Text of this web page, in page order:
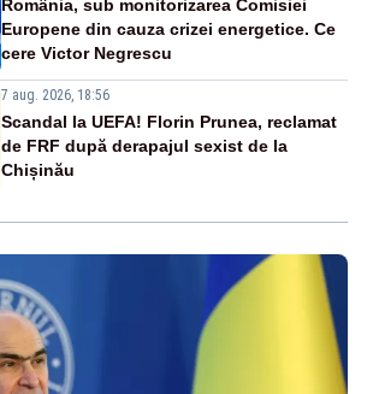
România, sub monitorizarea Comisiei
Europene din cauza crizei energetice. Ce
cere Victor Negrescu
7 aug. 2026, 18:56
Scandal la UEFA! Florin Prunea, reclamat
de FRF după derapajul sexist de la
Chișinău